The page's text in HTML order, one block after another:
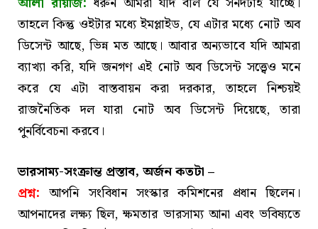
তাহলে কিন্তু ওইটার মধ্যে ইমপ্লাইড, যে এটার মধ্যে নোট অব
ডিসেন্ট আছে, ভিন্ন মত আছে। আবার অন্যভাবে যদি আমরা
ব্যাখ্যা করি, যদি জনগণ এই নোট অব ডিসেন্ট সত্ত্বেও মনে
করে যে এটা বাস্তবায়ন করা দরকার, তাহলে নিশ্চয়ই
রাজনৈতিক দল যারা নোট অব ডিসেন্ট দিয়েছে, তারা
পুনর্বিবেচনা করবে।
ভারসাম্য-সংক্রান্ত প্রস্তাব, অর্জন কতটা –
প্রশ্ন:আপনি সংবিধান সংস্কার কমিশনের প্রধান ছিলেন।
আপনাদের লক্ষ্য ছিল, ক্ষমতার ভারসাম্য আনা এবং ভবিষ্যতে